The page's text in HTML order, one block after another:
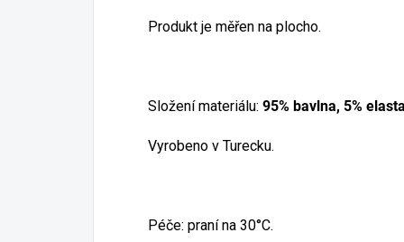
Produkt je měřen na plocho.
Složení materiálu: 95% bavlna, 5%
Vyrobeno v Turecku.
Péče: praní na 30°C.